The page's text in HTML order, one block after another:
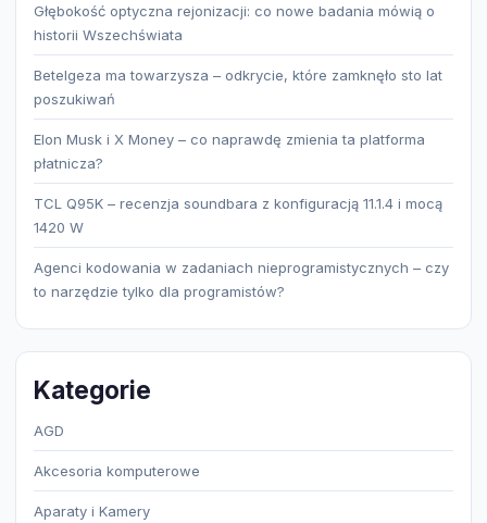
Głębokość optyczna rejonizacji: co nowe badania mówią o
historii Wszechświata
Betelgeza ma towarzysza – odkrycie, które zamknęło sto lat
poszukiwań
Elon Musk i X Money – co naprawdę zmienia ta platforma
płatnicza?
TCL Q95K – recenzja soundbara z konfiguracją 11.1.4 i mocą
1420 W
Agenci kodowania w zadaniach nieprogramistycznych – czy
to narzędzie tylko dla programistów?
Kategorie
AGD
Akcesoria komputerowe
Aparaty i Kamery